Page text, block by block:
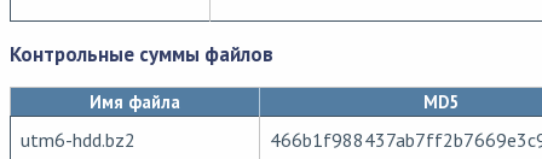
Контрольные суммы файлов
Имя файла MD5
utm6-hdd.bz2